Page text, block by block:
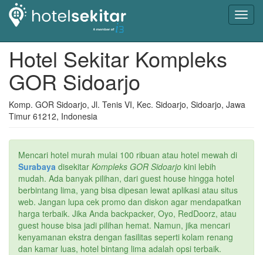
Hotel Sekitar Kompleks
GOR Sidoarjo
Komp. GOR Sidoarjo, Jl. Tenis VI, Kec. Sidoarjo, Sidoarjo, Jawa
Timur 61212, Indonesia
Mencari hotel murah mulai 100 ribuan atau hotel mewah di
Surabaya disekitar Kompleks GOR Sidoarjo kini lebih
mudah. Ada banyak pilihan, dari guest house hingga hotel
berbintang lima, yang bisa dipesan lewat aplikasi atau situs
web. Jangan lupa cek promo dan diskon agar mendapatkan
harga terbaik. Jika Anda backpacker, Oyo, RedDoorz, atau
guest house bisa jadi pilihan hemat. Namun, jika mencari
kenyamanan ekstra dengan fasilitas seperti kolam renang
dan kamar luas, hotel bintang lima adalah opsi terbaik.